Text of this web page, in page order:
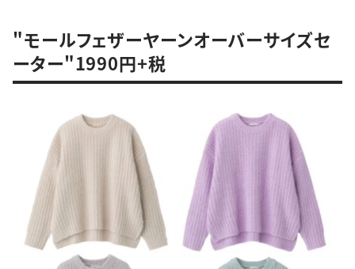
"モールフェザーヤーンオーバーサイズセ
ーター"1990円+税